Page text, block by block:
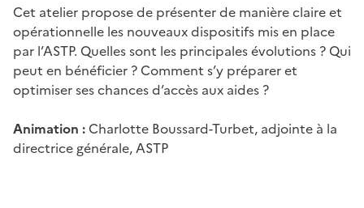
Cet atelier propose de présenter de manière claire et
opérationnelle les nouveaux dispositifs mis en place
par l’ASTP. Quelles sont les principales évolutions ? Qui
peut en bénéficier ? Comment s’y préparer et
optimiser ses chances d’accès aux aides ?
Animation : Charlotte Boussard-Turbet, adjointe à la
directrice générale, ASTP